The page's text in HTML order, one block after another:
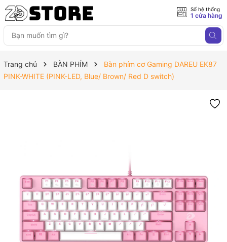
Số hệ thống
1 cửa hàng
Trang chủ BÀN PHÍM
Bàn phím cơ Gaming DAREU EK87
PINK-WHITE (PINK-LED, Blue/ Brown/ Red D switch)